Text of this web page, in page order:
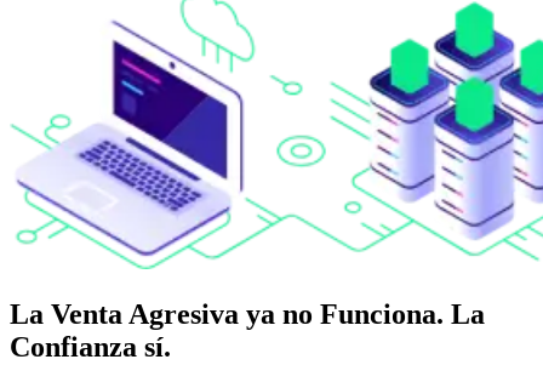
La Venta Agresiva ya no Funciona. La
Confianza sí.